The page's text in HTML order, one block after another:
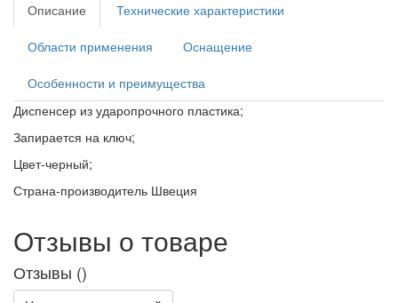
Описание Технические характеристики
Области применения Оснащение
Особенности и преимущества
Диспенсер из ударопрочного пластика;
Запирается на ключ;
Цвет-черный;
Страна-производитель Швеция
Отзывы о товаре
Отзывы ()